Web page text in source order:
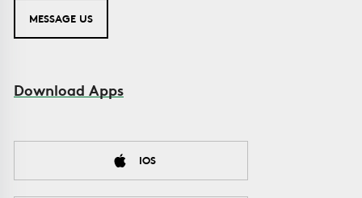
MESSAGE US
Download Apps
IOS